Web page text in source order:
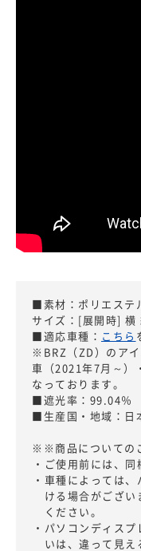
■素材：ポリエステ
サイズ：[展開時]
■適応車種：
こちら
※BRZ（ZD）のア
車（2021年7月～）
なっております。
■遮光率：99.04％
■生産国・地域：日
※※商品についての
・ご使用前には、
・車種によっては
ける場合がござい
ください。
・パソコンディス
いは、違って見え